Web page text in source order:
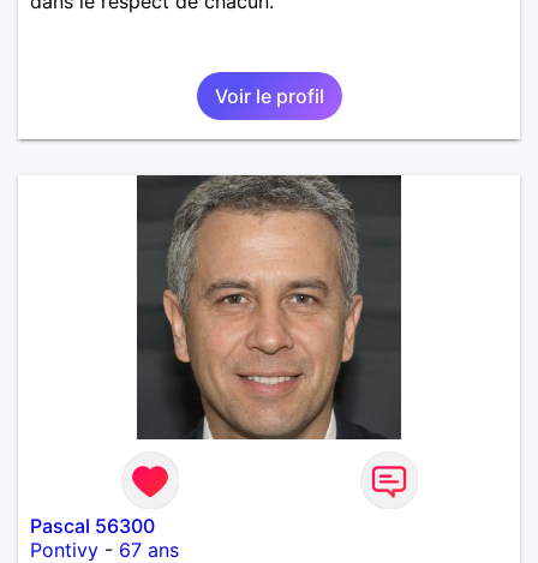
Voir le profil
Pascal 56300
Pontivy - 67 ans